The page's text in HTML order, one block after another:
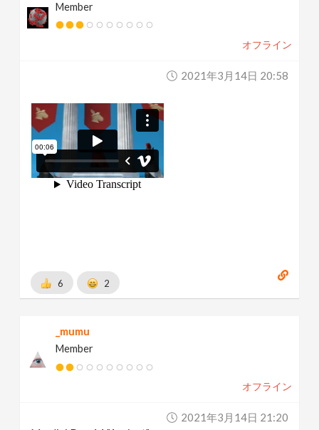
Member
オフライン
2021年3月14日 20:58
6 2
_mumu
Member
オフライン
2021年3月14日 21:20